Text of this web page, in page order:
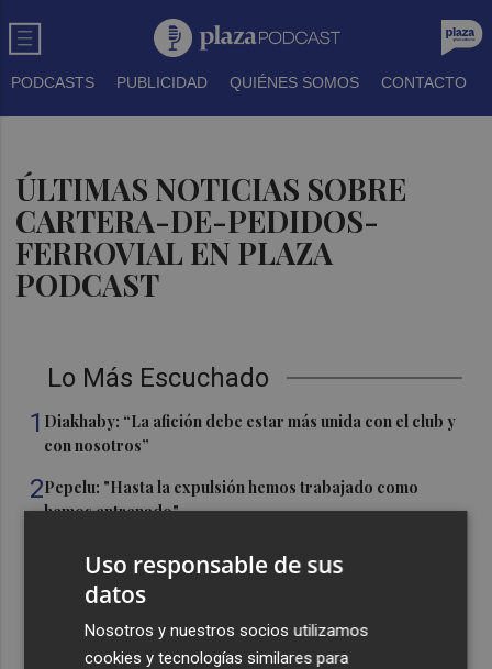
PODCASTS PUBLICIDAD QUIÉNES SOMOS CONTACTO
ÚLTIMAS NOTICIAS SOBRE
CARTERA-DE-PEDIDOS-
FERROVIAL EN PLAZA
PODCAST
Lo Más Escuchado
1 Diakhaby: “La afición debe estar más unida con el club y
con nosotros”
2Pepelu: "Hasta la expulsión hemos trabajado como
hemos entrenado"
Controlado el incendio en Sierra Engarcerán (Castellón)
La capacidad de los modelos de IA para burlar la
seguridad alarma a gobiernos y empresas
Uso responsable de sus
datos
Nosotros y nuestros socios utilizamos
cookies y tecnologías similares para